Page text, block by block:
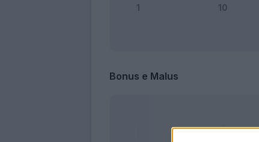
Bonus e Malus